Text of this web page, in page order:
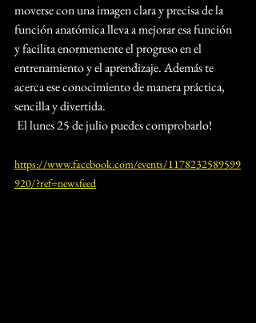
moverse con una imagen clara y precisa de la
función anatómica lleva a mejorar esa función
y facilita enormemente el progreso en el
entrenamiento y el aprendizaje. Además te
acerca ese conocimiento de manera práctica,
sencilla y divertida.
El lunes 25 de julio puedes comprobarlo!
https://www.facebook.com/events/1178232589599
920/?ref=newsfeed